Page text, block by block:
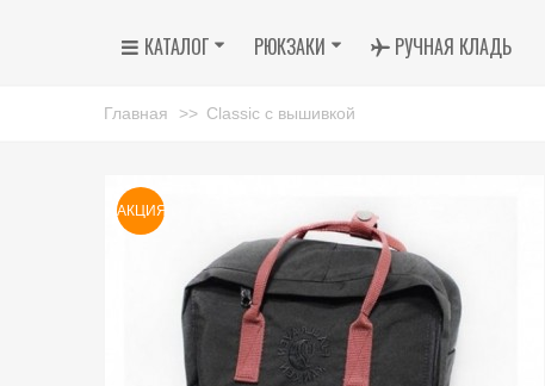
КАТАЛОГ РЮКЗАКИ РУЧНАЯ КЛАДЬ
Главная >> Classic с вышивкой
АКЦИЯ